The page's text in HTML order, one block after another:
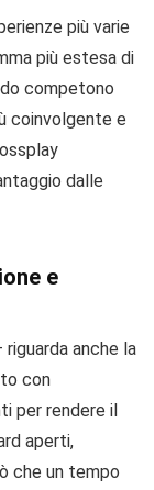
più varie
più estesa di
competono
coinvolgente e
dalle
e
anche la
con
per rendere il
aperti,
che un tempo